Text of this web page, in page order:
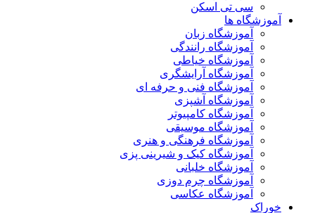
سی تی اسکن
آموزشگاه ها
آموزشگاه زبان
آموزشگاه رانندگی
آموزشگاه خیاطی
آموزشگاه آرایشگری
آموزشگاه فنی و حرفه ای
آموزشگاه آشپزی
آموزشگاه کامپیوتر
آموزشگاه موسیقی
آموزشگاه فرهنگی و هنری
آموزشگاه کیک و شیرینی پزی
آموزشگاه خلبانی
آموزشگاه چرم دوزی
آموزشگاه عکاسی
خوراک